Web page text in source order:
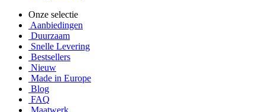
Onze selectie
Aanbiedingen
Duurzaam
Snelle Levering
Bestsellers
Nieuw
Made in Europe
Blog
FAQ
Maatwerk